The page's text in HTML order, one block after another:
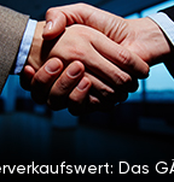
Das